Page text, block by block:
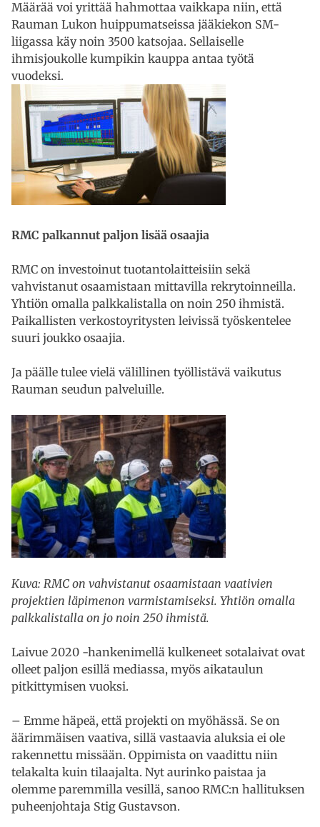
Määrää voi yrittää hahmottaa vaikkapa niin, että
Rauman Lukon huippumatseissa jääkiekon SM-
liigassa käy noin 3500 katsojaa. Sellaiselle
ihmisjoukolle kumpikin kauppa antaa työtä
vuodeksi.
RMC palkannut paljon lisää osaajia
RMC on investoinut tuotantolaitteisiin sekä
vahvistanut osaamistaan mittavilla rekrytoinneilla.
Yhtiön omalla palkkalistalla on noin 250 ihmistä.
Paikallisten verkostoyritysten leivissä työskentelee
suuri joukko osaajia.
Ja päälle tulee vielä välillinen työllistävä vaikutus
Rauman seudun palveluille.
Kuva: RMC on vahvistanut osaamistaan vaativien
projektien läpimenon varmistamiseksi. Yhtiön omalla
palkkalistalla on jo noin 250 ihmistä.
Laivue 2020 -hankenimellä kulkeneet sotalaivat ovat
olleet paljon esillä mediassa, myös aikataulun
pitkittymisen vuoksi.
– Emme häpeä, että projekti on myöhässä. Se on
äärimmäisen vaativa, sillä vastaavia aluksia ei ole
rakennettu missään. Oppimista on vaadittu niin
telakalta kuin tilaajalta. Nyt aurinko paistaa ja
olemme paremmilla vesillä, sanoo RMC:n hallituksen
puheenjohtaja Stig Gustavson.